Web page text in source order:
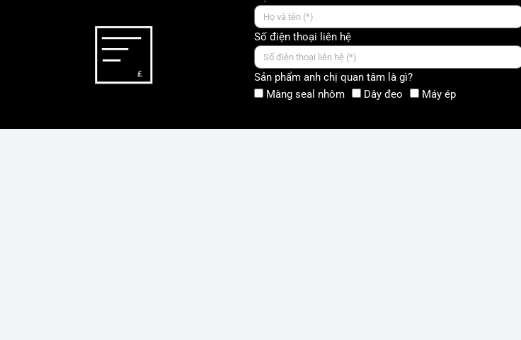
Số điện thoại liên hệ
Sản phẩm anh chị quan tâm là gì?
Màng seal nhôm
Dây đeo Máy ép